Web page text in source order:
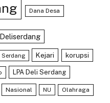
Dana Desa
Deliserdang
Serdang Kejari korupsi
LPA Deli Serdang
Nasional NU Olahraga